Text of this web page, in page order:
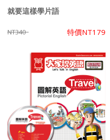
就要這樣學片語
NT340 特價NT179